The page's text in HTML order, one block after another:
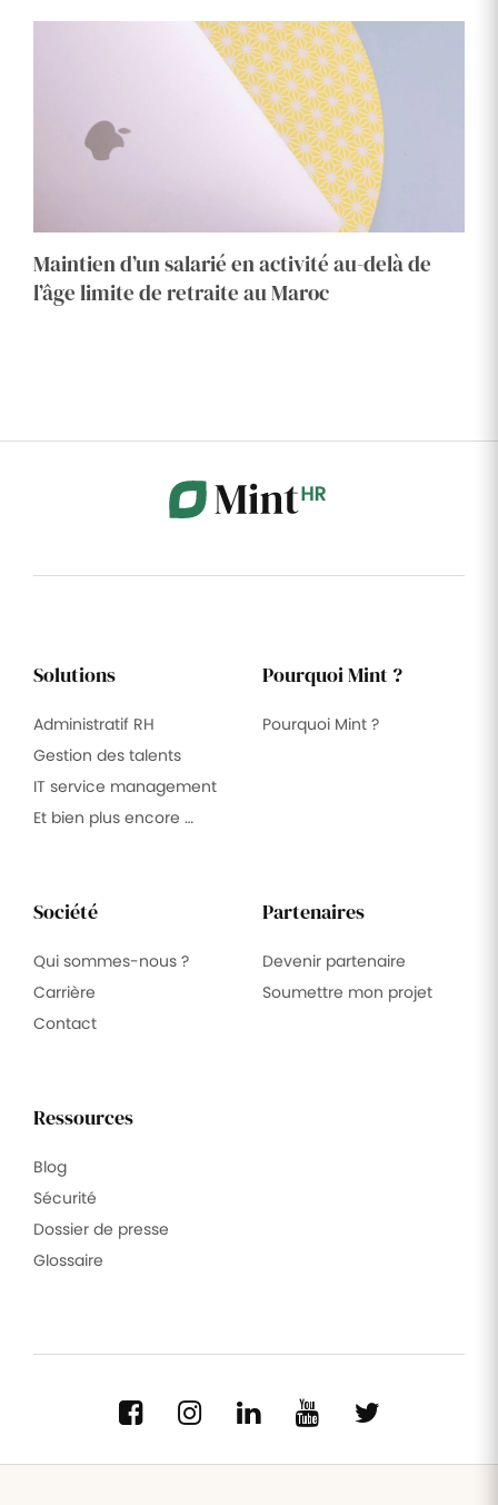
Maintien d’un salarié en activité au-delà de
l’âge limite de retraite au Maroc
Solutions
Administratif RH
Gestion des talents
IT service management
Et bien plus encore …
Pourquoi Mint ?
Pourquoi Mint ?
Société
Qui sommes-nous ?
Carrière
Contact
Partenaires
Devenir partenaire
Soumettre mon projet
Ressources
Blog
Sécurité
Dossier de presse
Glossaire